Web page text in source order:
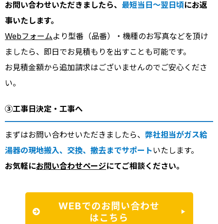
お問い合わせいただきましたら、 最短当日～翌日頃にお返
事いたします。
Webフォームより型番（品番）・機種のお写真などを頂け
ましたら、即日でお見積もりを出すことも可能です。
お見積金額から追加請求はございませんのでご安心くださ
い。
③工事日決定・工事へ
まずはお問い合わせいただきましたら、 弊社担当がガス給
湯器の現地搬入、交換、撤去までサポート いたします。
お気軽にお問い合わせページにてご相談ください。
WEBでのお問い合わせ
はこちら